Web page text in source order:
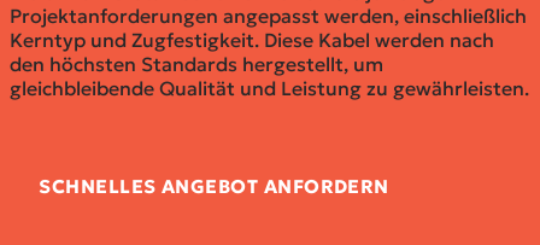
Projektanforderungen angepasst werden, einschließlich
Kerntyp und Zugfestigkeit. Diese Kabel werden nach
den höchsten Standards hergestellt, um
gleichbleibende Qualität und Leistung zu gewährleisten.
SCHNELLES ANGEBOT ANFORDERN